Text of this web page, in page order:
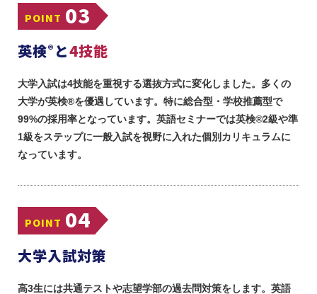
POINT 03
英検® と4技能
大学入試は4技能を重視する選抜方式に変化しました。多くの
大学が英検®︎を優遇しています。特に総合型・学校推薦型で
99%の採用率となっています。英語セミナーでは英検®︎2級や準
1級をステップに一般入試を視野に入れた個別カリキュラムに
なっています。
POINT 04
大学入試対策
高3生には共通テストや志望学部の過去問対策をします。英語